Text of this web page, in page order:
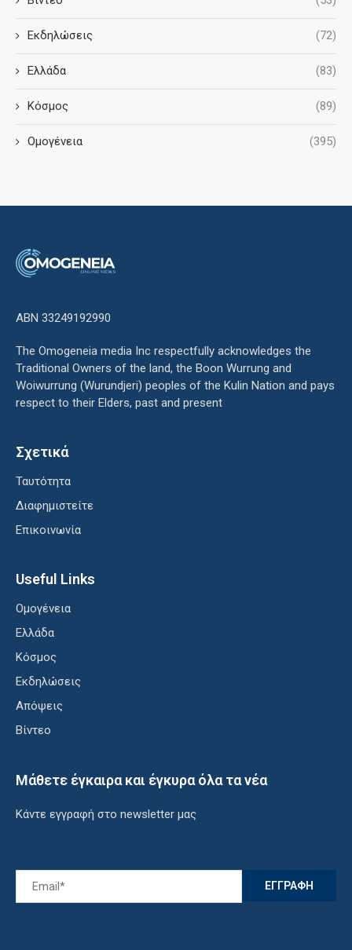
Εκδηλώσεις (72)
Ελλάδα (83)
Κόσμος (89)
Ομογένεια (395)
ΑΒΝ 33249192990
The Omogeneia media Inc respectfully acknowledges the
Traditional Owners of the land, the Boon Wurrung and
Woiwurrung (Wurundjeri) peoples of the Kulin Nation and pays
respect to their Elders, past and present
Σχετικά
Ταυτότητα
Διαφημιστείτε
Επικοινωνία
Useful Links
Ομογένεια
Ελλάδα
Κόσμος
Εκδηλώσεις
Απόψεις
Βίντεο
Μάθετε έγκαιρα και έγκυρα όλα τα νέα
Κάντε εγγραφή στο newsletter μας